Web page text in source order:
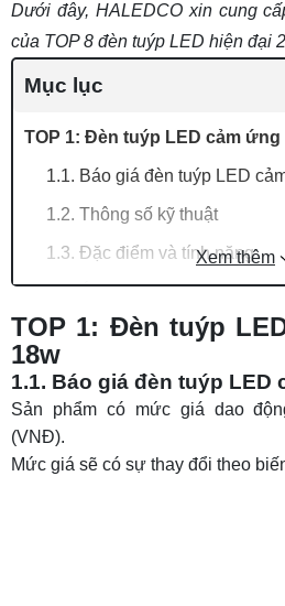
Dưới đây, HALEDCO xin cung
của TOP 8 đèn tuýp LED hiện đại
Mục lục
TOP 1: Đèn tuýp LED cảm ứng
1.1. Báo giá đèn tuýp LED
1.2. Thông số kỹ thuật
1.3. Đặc điểm và tính năng
1.4. Ứng dụng
TOP 2: Đèn tuýp LED cảm
20w
2.1. Giá đèn tuýp LED cảm
20w
2.2. Thông số kỹ thuật
Xem thêm
TOP 1: Đèn tuýp
18w
1.1. Báo giá đèn tuýp LED
Sản phẩm có mức giá dao
(VNĐ).
Mức giá sẽ có sự thay đổi theo